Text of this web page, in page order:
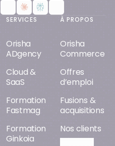
SERVICES
Orisha
ADgency
Cloud &
SaaS
Formation
Fastmag
Formation
Ginkoia
À PROPOS
Orisha
Commerce
Offres
d’emploi
Fusions &
acquisitions
Nos clients